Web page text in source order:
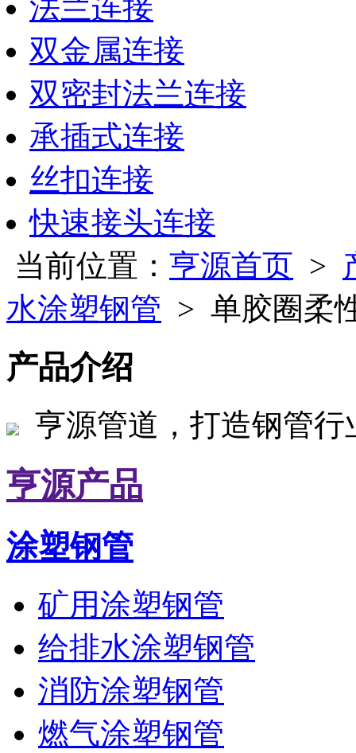
法兰连接
双金属连接
双密封法兰连接
承插式连接
丝扣连接
快速接头连接
当前位置： 亨源首页 >
水涂塑钢管 > 单胶圈柔
产品介绍
亨源管道，打造钢管
亨源产品
涂塑钢管
矿用涂塑钢管
给排水涂塑钢管
消防涂塑钢管
燃气涂塑钢管